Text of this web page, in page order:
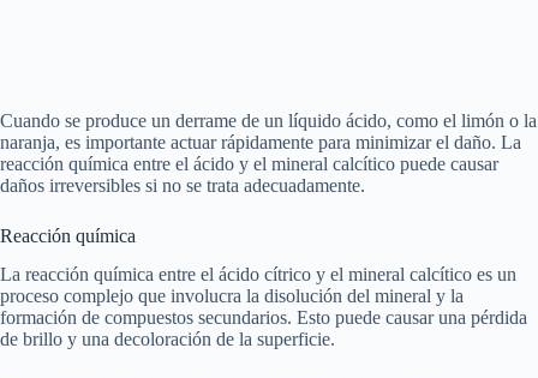
Cuando se produce un derrame de un líquido ácido, como el limón o la
naranja, es importante actuar rápidamente para minimizar el daño. La
reacción química entre el ácido y el mineral calcítico puede causar
daños irreversibles si no se trata adecuadamente.
Reacción química
La reacción química entre el ácido cítrico y el mineral calcítico es un
proceso complejo que involucra la disolución del mineral y la
formación de compuestos secundarios. Esto puede causar una pérdida
de brillo y una decoloración de la superficie.